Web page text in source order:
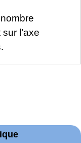
l’axe